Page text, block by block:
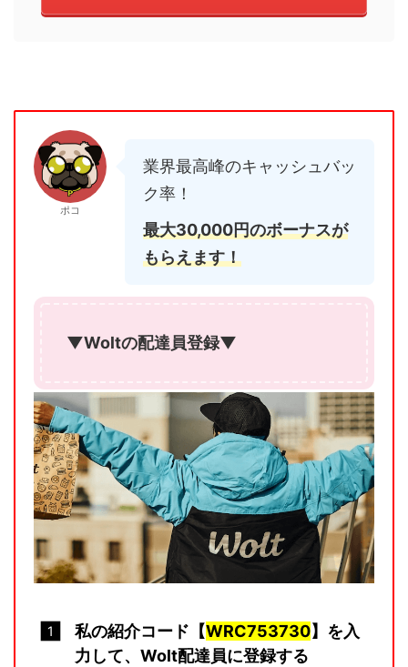
ポコ
業界最高峰のキャッシュバッ
ク率！
最大30,000円のボーナスが
もらえます！
▼Woltの配達員登録▼
私の紹介コード【WRC753730】を入
力して、Wolt配達員に登録する